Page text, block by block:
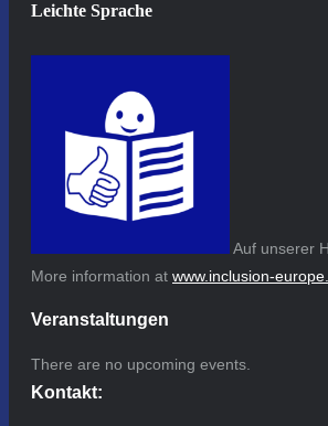
Leichte Sprache
Auf unserer
More information at www.inclusion-
Veranstaltungen
There are no upcoming events.
Kontakt: